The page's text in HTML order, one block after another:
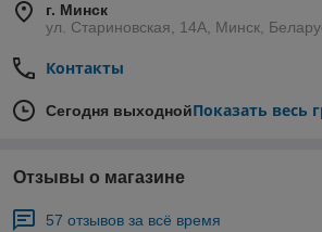
г. Минск
ул. Стариновская, 14А, Минск,
Контакты
Сегодня выходнойПоказать весь
Отзывы о магазине
57 отзывов за всё время